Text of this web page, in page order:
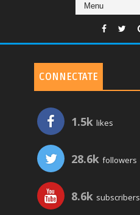
CONNECTATE
1.5k likes
28.6k followers
8.6k subscribers